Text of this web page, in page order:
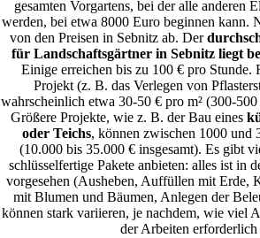
gesamten Vorgartens, bei der alle anderen
werden, bei etwa 8000 Euro beginnen kann.
von den Preisen in Sebnitz ab. Der
für Landschaftsgärtner in Sebnitz liegt
Einige erreichen bis zu 100 € pro Stunde.
Projekt (z. B. das Verlegen von
wahrscheinlich etwa 30-50 € pro m² (300-500
Größere Projekte, wie z. B. der Bau eines
oder Teichs, können zwischen 1000 und
(10.000 bis 35.000 € insgesamt). Es gibt
schlüsselfertige Pakete anbieten: alles ist in
vorgesehen (Ausheben, Auffüllen mit Erde,
mit Blumen und Bäumen, Anlegen der
können stark variieren, je nachdem, wie viel
der Arbeiten erforderlich